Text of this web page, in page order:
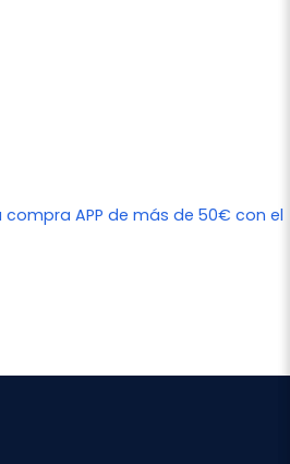
compra APP de más de 50€ con el